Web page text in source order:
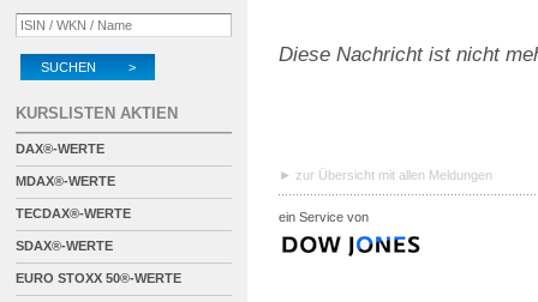
Diese Nachricht ist nicht
zur Übersicht mit allen Meldungen
ein Service von
SUCHEN >
KURSLISTEN AKTIEN
DAX®-WERTE
MDAX®-WERTE
TECDAX®-WERTE
SDAX®-WERTE
EURO STOXX 50®-WERTE